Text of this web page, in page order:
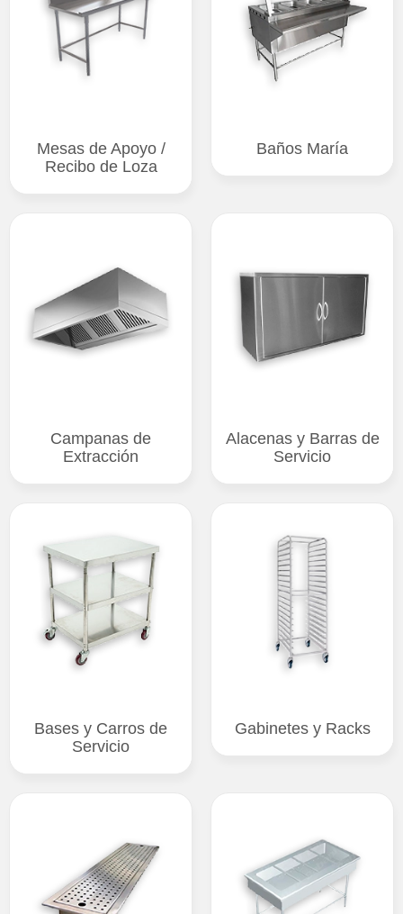
Mesas de Apoyo /
Recibo de Loza
Baños María
Campanas de
Extracción
Alacenas y Barras de
Servicio
Bases y Carros de
Servicio
Gabinetes y Racks